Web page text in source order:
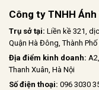
Công ty TNHH Ánh
Trụ sở tại: Liền kề 321,
Quận Hà Đông, Thành Phố
Địa điểm kinh doanh:
Thanh Xuân, Hà Nội
Số điện thoại: 096 3030